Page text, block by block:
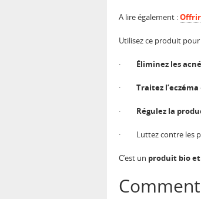
A lire également :Offrir
Utilisez ce produit pour
· Éliminez les
· Traitez l’eczéma
· Régulez la
· Luttez contre les
C’est un produit bio